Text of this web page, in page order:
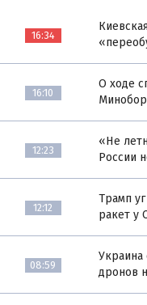
16:34
16:10
О ходе
12:23
«Не
России
12:12
Трамп
ракет у
08:59
Украина
дронов